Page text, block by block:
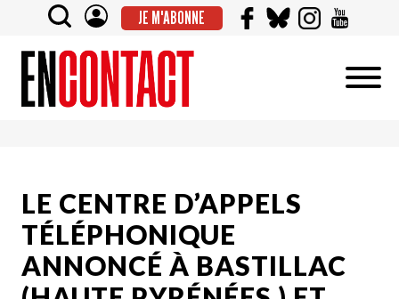
JE M'ABONNE
LE CENTRE D’APPELS
TÉLÉPHONIQUE
ANNONCÉ À BASTILLAC